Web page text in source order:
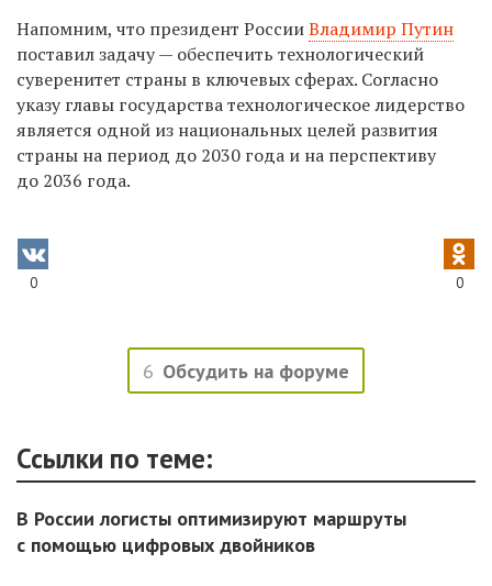
Напомним, что президент РоссииВладимир Путин
поставил задачу — обеспечить технологический
суверенитет страны в ключевых сферах. Согласно
указу главы государства технологическое лидерство
является одной из национальных целей развития
страны на период до 2030 года и на перспективу
до 2036 года.
0 0
6 Обсудить на форуме
Ссылки по теме:
В России логисты оптимизируют маршруты
с помощью цифровых двойников